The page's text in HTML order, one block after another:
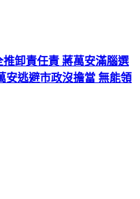
卸責任責 蔣萬安滿腦選
安逃避市政沒擔當 無能領